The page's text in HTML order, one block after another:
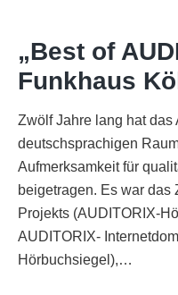
„Best of
Funkhaus
Zwölf Jahre lang hat
deutschsprachigen
Aufmerksamkeit für
beigetragen. Es war das
Projekts (AUDITORIX-
AUDITORIX-
Hörbuchsiegel),…